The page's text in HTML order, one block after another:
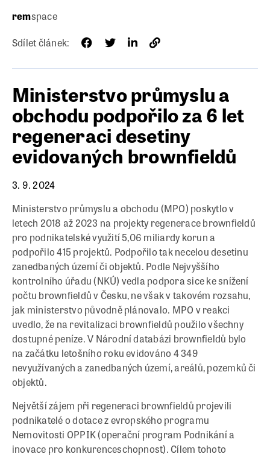
remspace
Sdílet článek:
Ministerstvo průmyslu a
obchodu podpořilo za 6 let
regeneraci desetiny
evidovaných brownfieldů
3. 9. 2024
Ministerstvo průmyslu a obchodu (MPO) poskytlo v
letech 2018 až 2023 na projekty regenerace brownfieldů
pro podnikatelské využití 5,06 miliardy korun a
podpořilo 415 projektů. Podpořilo tak necelou desetinu
zanedbaných území či objektů. Podle Nejvyššího
kontrolního úřadu (NKÚ) vedla podpora sice ke snížení
počtu brownfieldů v Česku, ne však v takovém rozsahu,
jak ministerstvo původně plánovalo. MPO v reakci
uvedlo, že na revitalizaci brownfieldů použilo všechny
dostupné peníze. V Národní databázi brownfieldů bylo
na začátku letošního roku evidováno 4 349
nevyužívaných a zanedbaných území, areálů, pozemků či
objektů.
Největší zájem při regeneraci brownfieldů projevili
podnikatelé o dotace z evropského programu
Nemovitosti OPPIK (operační program Podnikání a
inovace pro konkurenceschopnost). Cílem tohoto